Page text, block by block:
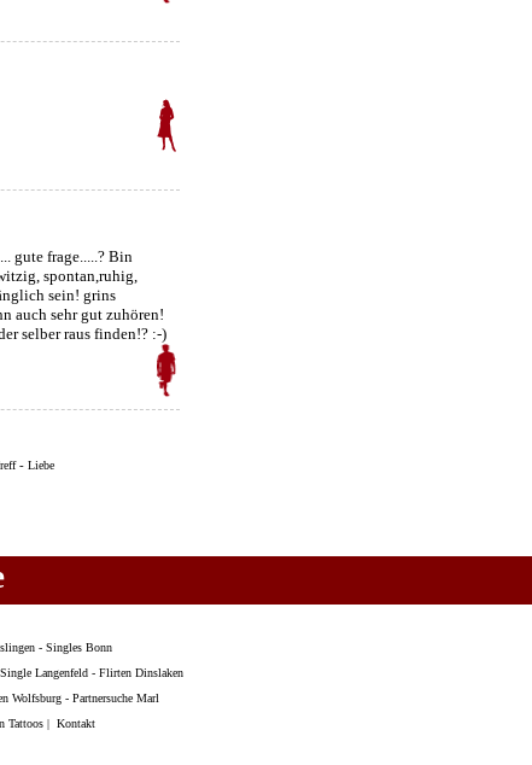
gute frage.....? Bin
spontan,ruhig,
sein! grins
auch sehr gut zuhören!
selber raus finden!? :-)
- Liebe
- Singles Bonn
Single Langenfeld- Flirten Dinslaken
Wolfsburg - Partnersuche Marl
Tattoos | Kontakt